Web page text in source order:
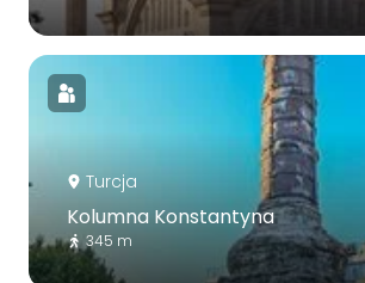
Turcja
Kolumna Konstantyna
345 m